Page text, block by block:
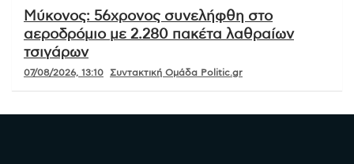
Μύκονος: 56χρονος συνελήφθη στο
αεροδρόμιο με 2.280 πακέτα λαθραίων
τσιγάρων
07/08/2026, 13:10 Συντακτική Ομάδα Politic.gr